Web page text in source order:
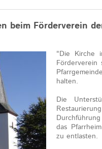
beim Förderverein
"Die Kirche
Förderverein
halten.
Die
das
zu entlasten.